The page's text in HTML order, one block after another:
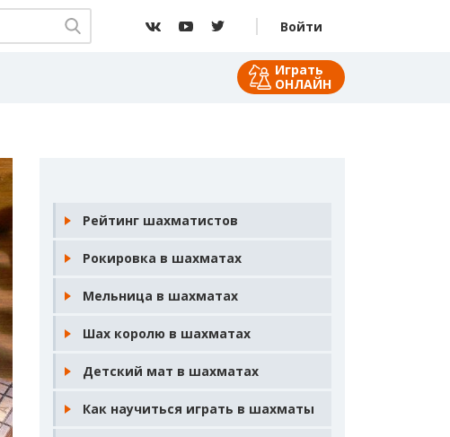
Войти
Играть
ОНЛАЙН
Рейтинг шахматистов
Рокировка в шахматах
Мельница в шахматах
Шах королю в шахматах
Детский мат в шахматах
Как научиться играть в шахматы